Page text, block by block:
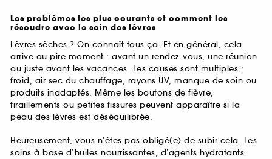
Les problèmes les plus courants et comment les
résoudre avec le soin des lèvres
Lèvres sèches ? On connaît tous ça. Et en général, cela
arrive au pire moment : avant un rendez-vous, une réunion
ou juste avant les vacances. Les causes sont multiples :
froid, air sec du chauffage, rayons UV, manque de soin ou
produits inadaptés. Même les boutons de fièvre,
tiraillements ou petites fissures peuvent apparaître si la
peau des lèvres est déséquilibrée.
Heureusement, vous n’êtes pas obligé(e) de subir cela. Les
soins à base d’huiles nourrissantes, d’agents hydratants